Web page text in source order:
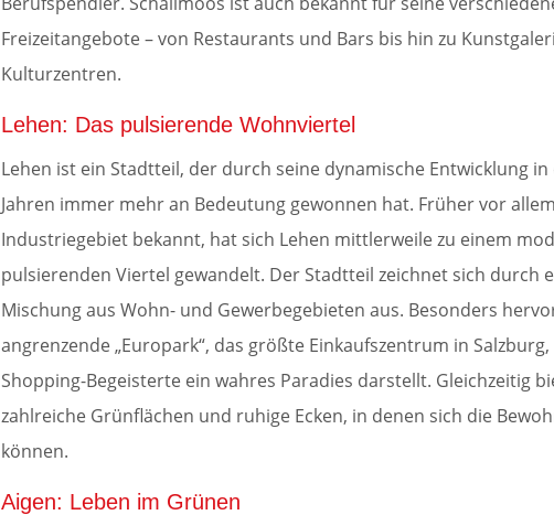
Freizeitangebote – von Restaurants und Bars bis hin zu
Kulturzentren.
Lehen: Das pulsierende Wohnviertel
Lehen ist ein Stadtteil, der durch seine dynamische Entwicklung
Jahren immer mehr an Bedeutung gewonnen hat. Früher vor
Industriegebiet bekannt, hat sich Lehen mittlerweile zu einem
pulsierenden Viertel gewandelt. Der Stadtteil zeichnet sich durch
Mischung aus Wohn- und Gewerbegebieten aus. Besonders
angrenzende „Europark“, das größte Einkaufszentrum in
Shopping-Begeisterte ein wahres Paradies darstellt. Gleichzeitig
zahlreiche Grünflächen und ruhige Ecken, in denen sich die
können.
Aigen: Leben im Grünen